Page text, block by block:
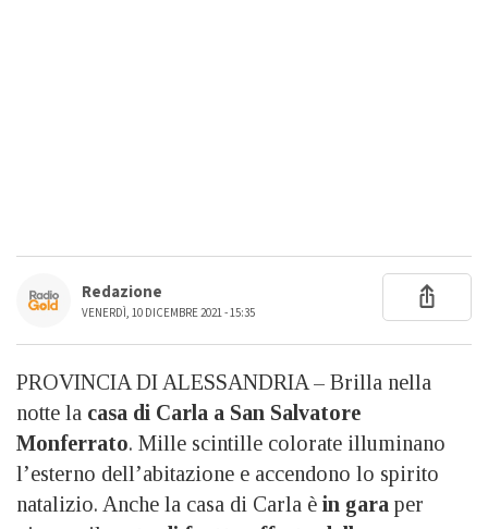
Redazione
VENERDÌ, 10 DICEMBRE 2021 - 15:35
PROVINCIA DI ALESSANDRIA – Brilla nella
notte la casa di Carla a San Salvatore
Monferrato. Mille scintille colorate illuminano
l’esterno dell’abitazione e accendono lo spirito
natalizio. Anche la casa di Carla è in gara per